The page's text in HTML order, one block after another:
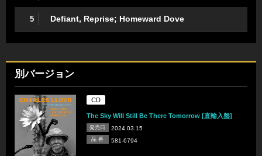
5 Defiant, Reprise; Homeward Dove
別バージョン
CD
The Sky Will Still Be There Tomorrow [直輸入盤]
発売日 2024.03.15
品 番 581-6794